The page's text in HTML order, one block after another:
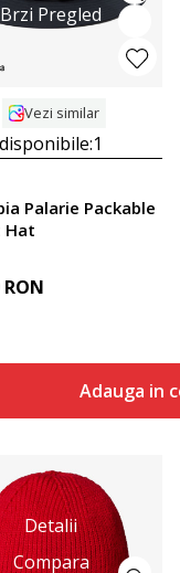
Brzi Pregled
Vezi similar
1
Palarie Packable
Hat
RON
Adauga in
Detalii
Compara